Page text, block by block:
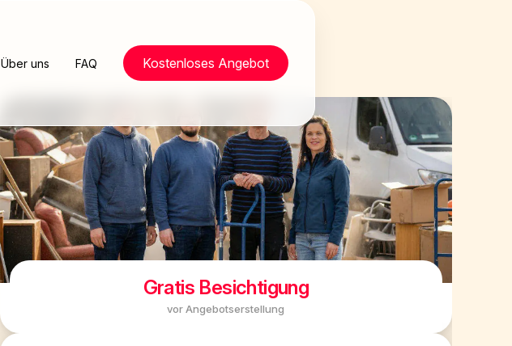
Über uns FAQ Kostenloses Angebot
Gratis Besichtigung
vor Angebotserstellung